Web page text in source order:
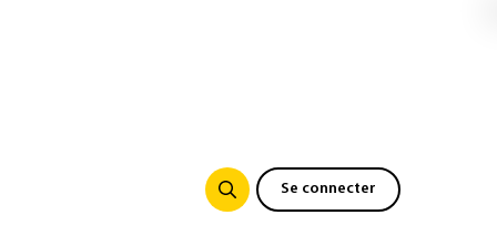
Se connecter